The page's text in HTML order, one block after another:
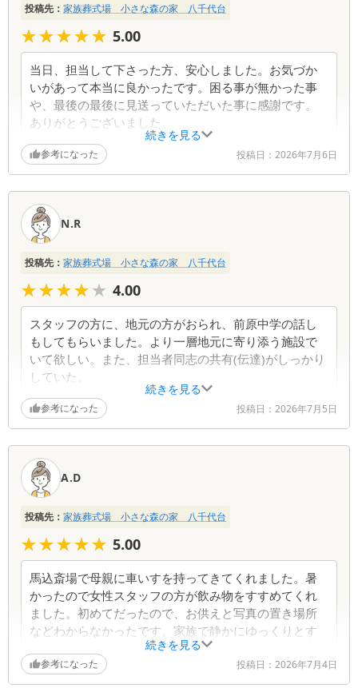
Q, 式場の飾り方や提供品(祭壇や各種備品)について
A, 特に希望を出していなかったので、問題なし
Q、費用について
A、話を聞いたどの会社よりも安かった
Q、担当者についてやその他ご意見、ご感想があればお
A、とても気持ちの良い対応をしていただきました。不
快感を感じる場面は一度もありませんでした
続きを見る
投稿先： 家族葬式場 小さな森の家 八千代台
★★★★★
★★★★★ 5.00
当日、担当して下さった方、安心しました。お気づか
いがあって本当に良かったです。困る事が無かった事
や、最後の最後に見送っていただいた事に感謝です。
ありがとうございました。
参考になった 投稿日： 2026年7月6日
続きを見る
N.R
投稿先： 家族葬式場 小さな森の家 八千代台
★★★★★
★★★★★ 4.00
スタッフの方に、地元の方がおられ、前原中学の話し
もしてもらいました。より一層地元に寄り添う施設で
いて欲しい。また、担当者同志の共有(伝達)がしっかり
していた。
参考になった 投稿日： 2026年7月5日
続きを見る
A.D
投稿先： 家族葬式場 小さな森の家 八千代台
★★★★★
★★★★★ 5.00
馬込斎場で母親に車いすを持ってきてくれました。暑
かったので女性スタッフの方が飲み物をすすめてくれ
ました。初めてだったので、お供えと写真の置き場所
などわからなかったです。家族で静かにゆっくりとす
ごせたのが良かったです。お清めの塩がないことをあ
とで知り、式場に置いてあったのをもらいそびれてし
まいました。
参考になった 投稿日： 2026年7月4日